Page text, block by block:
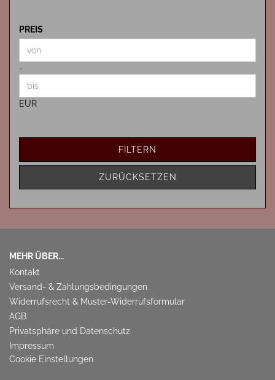
PREIS
PREIS
Preis bis
-
EUR
FILTERN
ZURÜCKSETZEN
MEHR ÜBER...
Kontakt
Versand- & Zahlungsbedingungen
Widerrufsrecht & Muster-Widerrufsformular
AGB
Privatsphäre und Datenschutz
Impressum
Cookie Einstellungen